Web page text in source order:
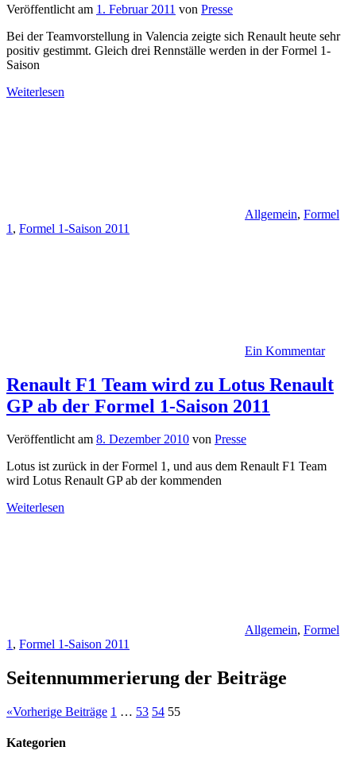
Veröffentlicht am 1. Februar 2011 von Presse
Bei der Teamvorstellung in Valencia zeigte sich Renault heute sehr
positiv gestimmt. Gleich drei Rennställe werden in der Formel 1-
Saison
Weiterlesen
Allgemein, Formel
1 , Formel 1-Saison 2011
Ein Kommentar
Renault F1 Team wird zu Lotus Renault
GP ab der Formel 1-Saison 2011
Veröffentlicht am 8. Dezember 2010 von Presse
Lotus ist zurück in der Formel 1, und aus dem Renault F1 Team
wird Lotus Renault GP ab der kommenden
Weiterlesen
Allgemein, Formel
1, Formel 1-Saison 2011
Seitennummerierung der Beiträge
«Vorherige Beiträge 1 … 53 54 55
Kategorien